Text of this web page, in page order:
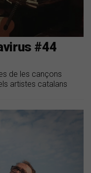
#44
de les cançons
artistes catalans